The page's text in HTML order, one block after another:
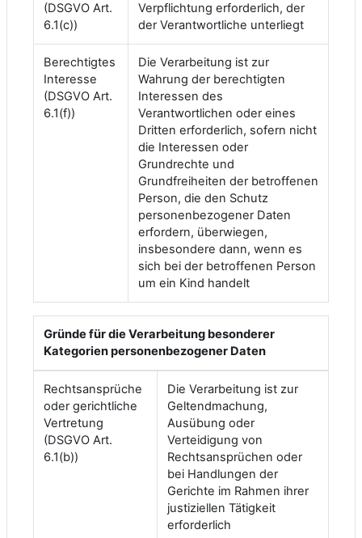
(DSGVO Art.
6.1(c))
Verpflichtung erforderlich, der
der Verantwortliche unterliegt
Berechtigtes
Interesse
(DSGVO Art.
6.1(f))
Die Verarbeitung ist zur
Wahrung der berechtigten
Interessen des
Verantwortlichen oder eines
Dritten erforderlich, sofern nicht
die Interessen oder
Grundrechte und
Grundfreiheiten der betroffenen
Person, die den Schutz
personenbezogener Daten
erfordern, überwiegen,
insbesondere dann, wenn es
sich bei der betroffenen Person
um ein Kind handelt
Gründe für die Verarbeitung besonderer
Kategorien personenbezogener Daten
Rechtsansprüche
oder gerichtliche
Vertretung
(DSGVO Art.
6.1(b))
Die Verarbeitung ist zur
Geltendmachung,
Ausübung oder
Verteidigung von
Rechtsansprüchen oder
bei Handlungen der
Gerichte im Rahmen ihrer
justiziellen Tätigkeit
erforderlich